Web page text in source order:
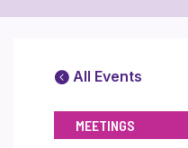
All Events
MEETINGS